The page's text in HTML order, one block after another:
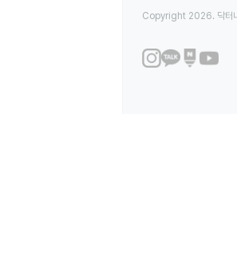
Copyright 2026. 닥터